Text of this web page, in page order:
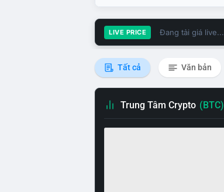
LIVE PRICE Đang tải giá live...
Tất cả Văn bản
Trung Tâm Crypto (BTC)